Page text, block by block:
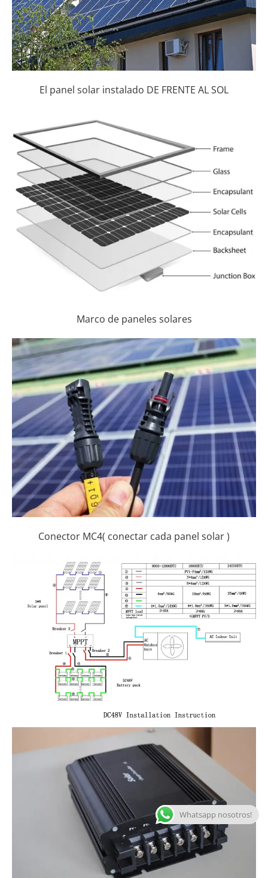
El panel solar instalado DE FRENTE AL SOL
Marco de paneles solares
Conector MC4( conectar cada panel solar )
Whatsapp nosotros!